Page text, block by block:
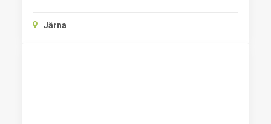
Järna